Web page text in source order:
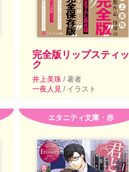
完全版リップスティッ
ク
井上美珠 / 著者
一夜人見 / イラスト
エタニティ文庫・赤